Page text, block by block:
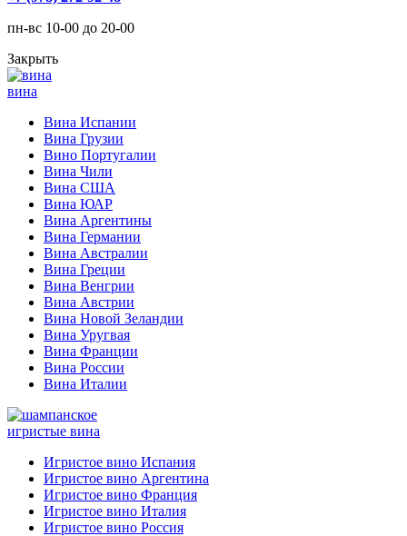
пн-вс 10-00 до 20-00
Закрыть
вина
Вина Испании
Вина Грузии
Вино Португалии
Вина Чили
Вина США
Вина ЮАР
Вина Аргентины
Вина Германии
Вина Австралии
Вина Греции
Вина Венгрии
Вина Австрии
Вина Новой Зеландии
Вина Уругвая
Вина Франции
Вина России
Вина Италии
игристые вина
Игристое вино Испания
Игристое вино Аргентина
Игристое вино Франция
Игристое вино Италия
Игристое вино Россия